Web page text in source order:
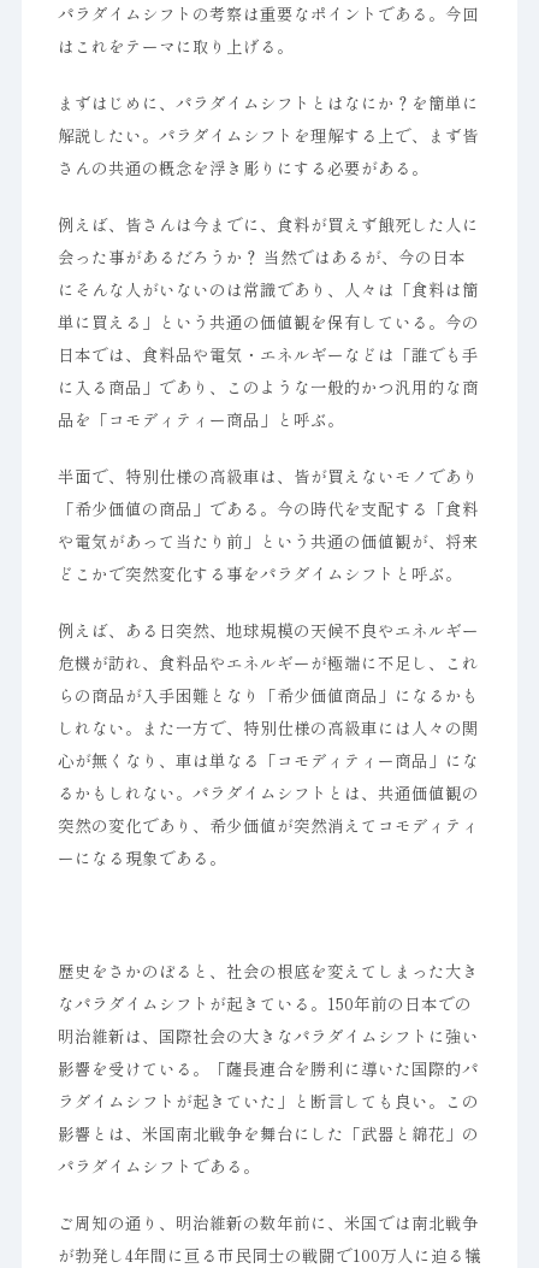
パラダイムシフトの考察は重要なポイントである。今回
はこれをテーマに取り上げる。
まずはじめに、パラダイムシフトとはなにか？を簡単に
解説したい。パラダイムシフトを理解する上で、まず皆
さんの共通の概念を浮き彫りにする必要がある。
例えば、皆さんは今までに、食料が買えず餓死した人に
会った事があるだろうか？ 当然ではあるが、今の日本
にそんな人がいないのは常識であり、人々は「食料は簡
単に買える」という共通の価値観を保有している。今の
日本では、食料品や電気・エネルギーなどは「誰でも手
に入る商品」であり、このような一般的かつ汎用的な商
品を「コモディティー商品」と呼ぶ。
半面で、特別仕様の高級車は、皆が買えないモノであり
「希少価値の商品」である。今の時代を支配する「食料
や電気があって当たり前」という共通の価値観が、将来
どこかで突然変化する事をパラダイムシフトと呼ぶ。
例えば、ある日突然、地球規模の天候不良やエネルギー
危機が訪れ、食料品やエネルギーが極端に不足し、これ
らの商品が入手困難となり「希少価値商品」になるかも
しれない。また一方で、特別仕様の高級車には人々の関
心が無くなり、車は単なる「コモディティー商品」にな
るかもしれない。パラダイムシフトとは、共通価値観の
突然の変化であり、希少価値が突然消えてコモディティ
ーになる現象である。
歴史をさかのぼると、社会の根底を変えてしまった大き
なパラダイムシフトが起きている。150年前の日本での
明治維新は、国際社会の大きなパラダイムシフトに強い
影響を受けている。「薩長連合を勝利に導いた国際的パ
ラダイムシフトが起きていた」と断言しても良い。この
影響とは、米国南北戦争を舞台にした「武器と綿花」の
パラダイムシフトである。
ご周知の通り、明治維新の数年前に、米国では南北戦争
が勃発し4年間に亘る市民同士の戦闘で100万人に迫る犠